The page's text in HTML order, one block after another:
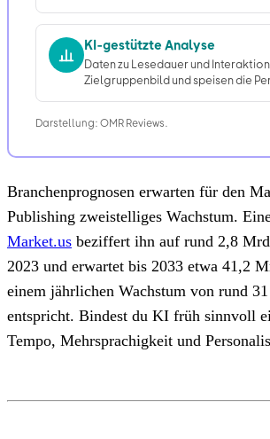
KI-gestützte Analyse
Daten zu Lesedauer und
Zielgruppenbild und speisen die
Darstellung: OMR Reviews.
Branchenprognosen erwarten für den
Publishing zweistelliges Wachstum.
Market.us beziffert ihn auf rund 2,8
2023 und erwartet bis 2033 etwa 41,2
einem jährlichen Wachstum von rund
entspricht. Bindest du KI früh sinnvoll
Tempo, Mehrsprachigkeit und